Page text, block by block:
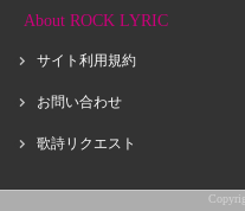
About ROCK LYRIC
サイト利用規約
お問い合わせ
歌詩リクエスト